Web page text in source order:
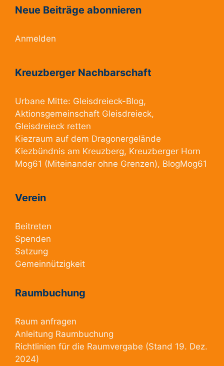
Neue Beiträge abonnieren
Anmelden
Kreuzberger Nachbarschaft
Urbane Mitte: Gleisdreieck-Blog,
Aktionsgemeinschaft Gleisdreieck,
Gleisdreieck retten
Kiezraum auf dem Dragonergelände
Kiezbündnis am Kreuzberg, Kreuzberger Horn
Mog61 (Miteinander ohne Grenzen), BlogMog61
Verein
Beitreten
Spenden
Satzung
Gemeinnützigkeit
Raumbuchung
Raum anfragen
Anleitung Raumbuchung
Richtlinien für die Raumvergabe (Stand 19. Dez.
2024)